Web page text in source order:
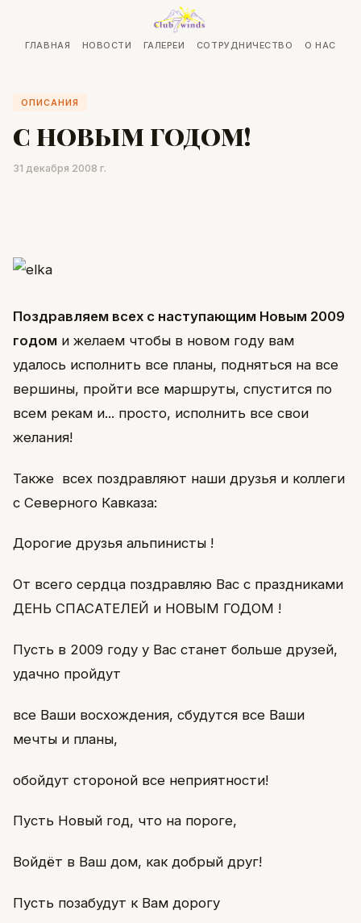
ГЛАВНАЯ НОВОСТИ ГАЛЕРЕИ СОТРУДНИЧЕСТВО О НАС
ОПИСАНИЯ
С НОВЫМ ГОДОМ!
31 декабря 2008 г.
Поздравляем всех с наступающим Новым 2009
годом и желаем чтобы в новом году вам
удалось исполнить все планы, подняться на все
вершины, пройти все маршруты, спустится по
всем рекам и... просто, исполнить все свои
желания!
Также всех поздравляют наши друзья и коллеги
с Северного Кавказа:
Дорогие друзья альпинисты !
От всего сердца поздравляю Вас с праздниками
ДЕНЬ СПАСАТЕЛЕЙ и НОВЫМ ГОДОМ !
Пусть в 2009 году у Вас станет больше друзей,
удачно пройдут
все Ваши восхождения, сбудутся все Ваши
мечты и планы,
обойдут стороной все неприятности!
Пусть Новый год, что на пороге,
Войдёт в Ваш дом, как добрый друг!
Пусть позабудут к Вам дорогу